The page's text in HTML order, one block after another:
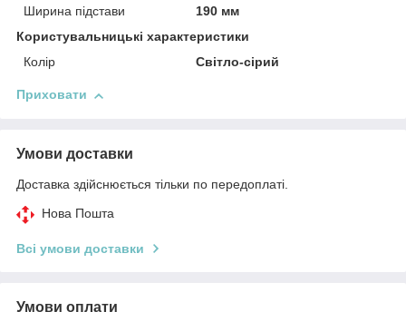
Ширина підстави
190 мм
Користувальницькі характеристики
Колір
Світло-сірий
Приховати
Умови доставки
Доставка здійснюється тільки по передоплаті.
Нова Пошта
Всі умови доставки
Умови оплати